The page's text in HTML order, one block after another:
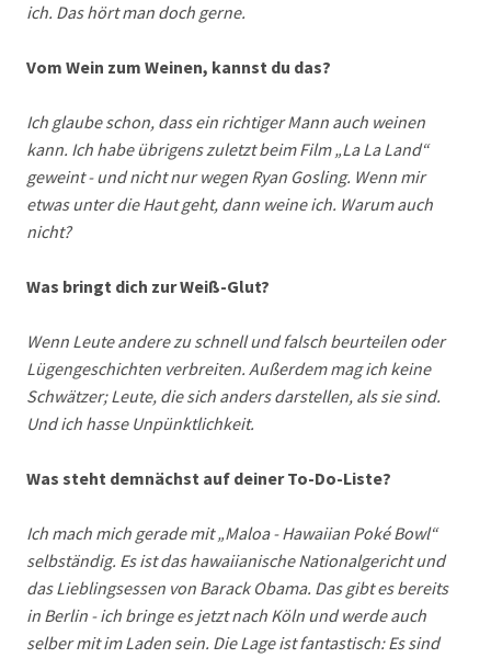
ich. Das hört man doch gerne.
Vom Wein zum Weinen, kannst du das?
Ich glaube schon, dass ein richtiger Mann auch weinen
kann. Ich habe übrigens zuletzt beim Film „La La Land“
geweint - und nicht nur wegen Ryan Gosling. Wenn mir
etwas unter die Haut geht, dann weine ich. Warum auch
nicht?
Was bringt dich zur Weiß-Glut?
Wenn Leute andere zu schnell und falsch beurteilen oder
Lügengeschichten verbreiten. Außerdem mag ich keine
Schwätzer; Leute, die sich anders darstellen, als sie sind.
Und ich hasse Unpünktlichkeit.
Was steht demnächst auf deiner To-Do-Liste?
Ich mach mich gerade mit „Maloa - Hawaiian Poké Bowl“
selbständig. Es ist das hawaiianische Nationalgericht und
das Lieblingsessen von Barack Obama. Das gibt es bereits
in Berlin - ich bringe es jetzt nach Köln und werde auch
selber mit im Laden sein. Die Lage ist fantastisch: Es sind